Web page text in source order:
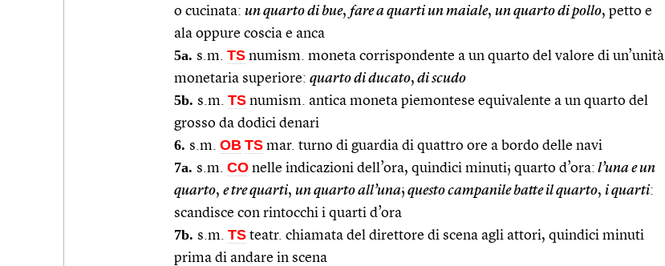
o cucinata: un quarto di bue, fare a quarti un maiale, un quarto di pollo, petto e
ala oppure coscia e anca
5a. s.m. TS numism. moneta corrispondente a un quarto del valore di un’unità
monetaria superiore: quarto di ducato, di scudo
5b. s.m. TS numism. antica moneta piemontese equivalente a un quarto del
grosso da dodici denari
6. s.m. OB TS mar. turno di guardia di quattro ore a bordo delle navi
7a. s.m. CO nelle indicazioni dell’ora, quindici minuti; quarto d’ora: l’una e un
quarto, e tre quarti, un quarto all’una; questo campanile batte il quarto, i quarti:
scandisce con rintocchi i quarti d’ora
7b. s.m. TS teatr. chiamata del direttore di scena agli attori, quindici minuti
prima di andare in scena